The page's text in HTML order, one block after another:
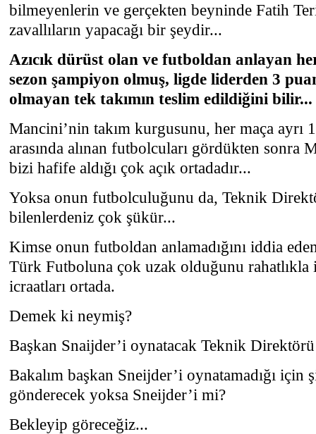
bilmeyenlerin ve gerçekten beyninde Fatih
zavallıların yapacağı bir şeydir...
Azıcık dürüst olan ve futboldan anlayan
sezon şampiyon olmuş, ligde liderden 3
olmayan tek takımın teslim edildiğini bilir...
Mancini’nin takım kurgusunu, her maça ayrı
arasında alınan futbolcuları gördükten sonra
bizi hafife aldığı çok açık ortadadır...
Yoksa onun futbolculuğunu da, Teknik
bilenlerdeniz çok şükür...
Kimse onun futboldan anlamadığını iddia
Türk Futboluna çok uzak olduğunu
icraatları ortada.
Demek ki neymiş?
Başkan Snaijder’i oynatacak Teknik
Bakalım başkan Sneijder’i oynatamadığı
gönderecek yoksa Sneijder’i mi?
Bekleyip göreceğiz...